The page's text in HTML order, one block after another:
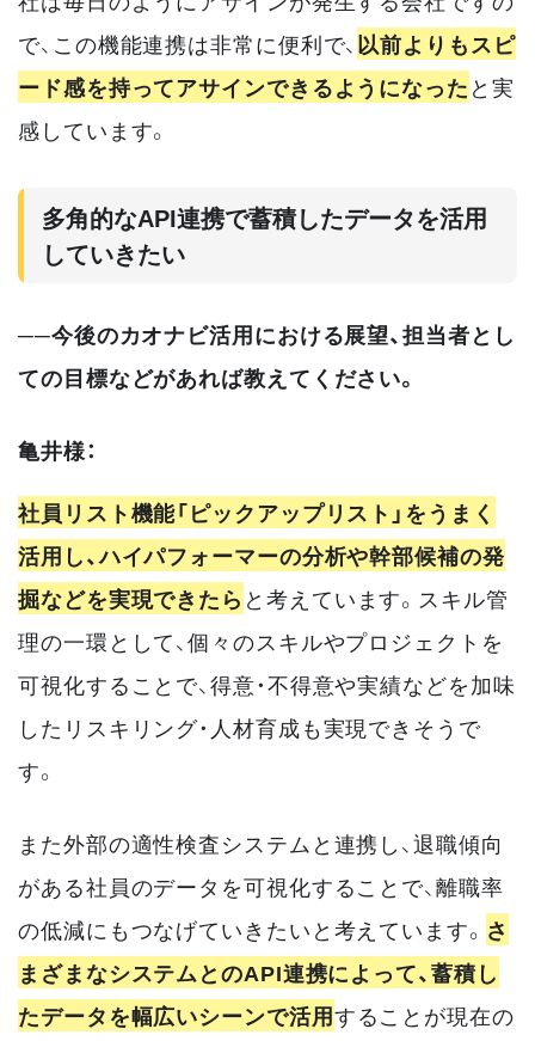
で、この機能連携は非常に便利で、以前よりもスピ
ード感を持ってアサインできるようになったと実
感しています。
多角的なAPI連携で蓄積したデータを活用
していきたい
──今後のカオナビ活用における展望、担当者とし
ての目標などがあれば教えてください。
亀井様：
社員リスト機能「ピックアップリスト」をうまく
活用し、ハイパフォーマーの分析や幹部候補の発
掘などを実現できたら と考えています。スキル管
理の一環として、個々のスキルやプロジェクトを
可視化することで、得意・不得意や実績などを加味
したリスキリング・人材育成も実現できそうで
す。
また外部の適性検査システムと連携し、退職傾向
がある社員のデータを可視化することで、離職率
の低減にもつなげていきたいと考えています。 さ
まざまなシステムとのAPI連携によって、蓄積し
たデータを幅広いシーンで活用することが現在の